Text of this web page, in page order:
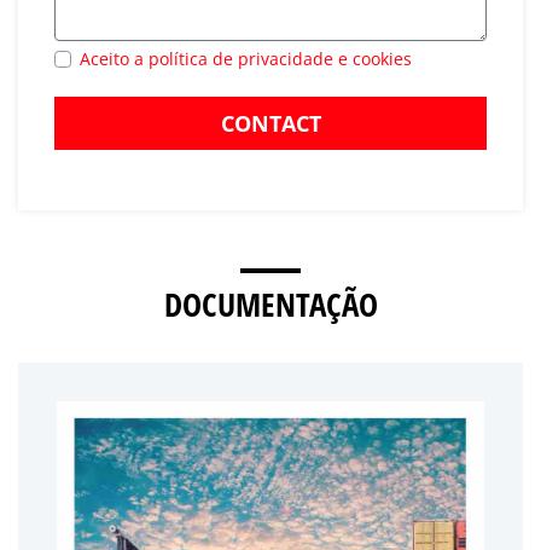
Aceito a política de privacidade e cookies
CONTACT
DOCUMENTAÇÃO